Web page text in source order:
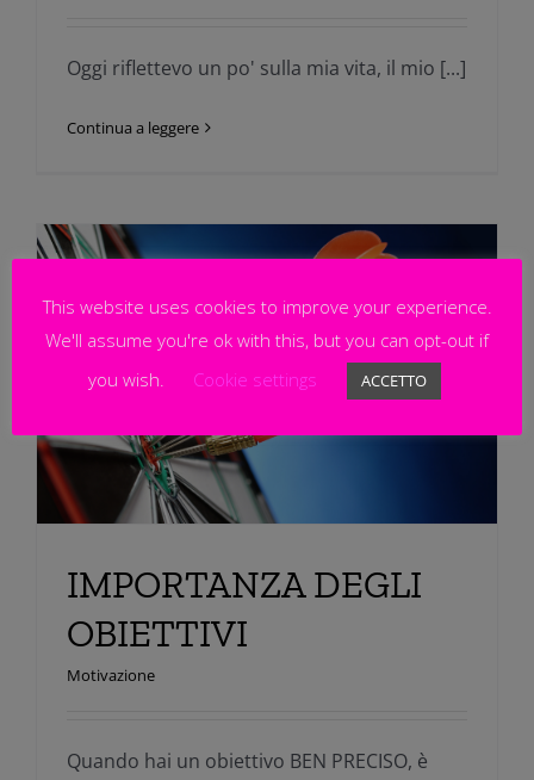
Oggi riflettevo un po' sulla mia vita, il mio [...]
Continua a leggere
IMPORTANZA DEGLI
OBIETTIVI
Motivazione
Quando hai un obiettivo BEN PRECISO, è
This website uses cookies to improve your experience.
We'll assume you're ok with this, but you can opt-out if
you wish.
Cookie settings ACCETTO